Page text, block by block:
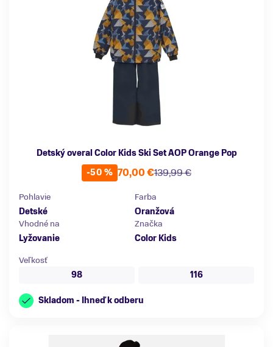
Detský overal Color Kids Ski Set AOP Orange Pop
-50 %
139,99 €
70,00 €
Pohlavie
Detské
Farba
Oranžová
Vhodné na
Lyžovanie
Značka
Color Kids
Veľkosť
98
116
Skladom - Ihneď k odberu